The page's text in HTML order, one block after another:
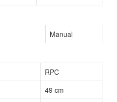
Manual
RPC
49 cm